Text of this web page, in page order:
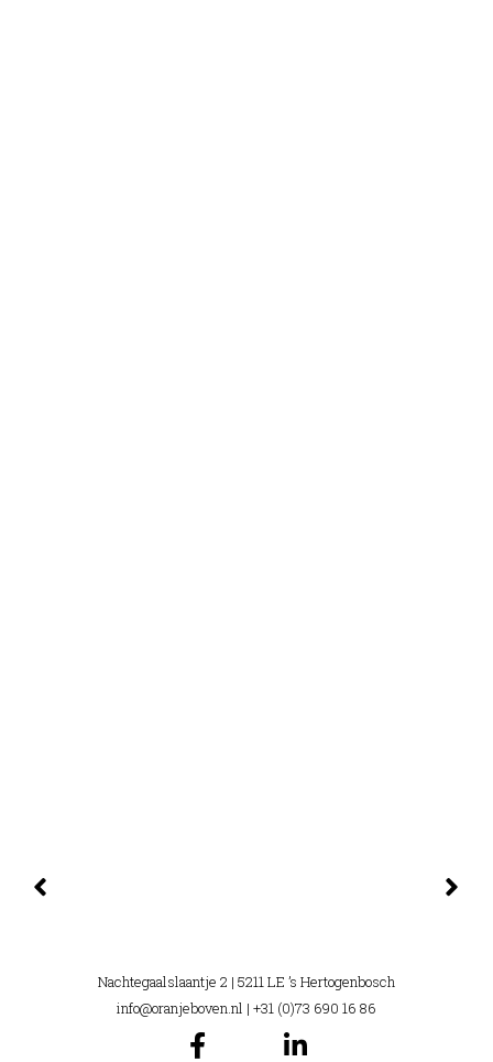
Nachtegaalslaantje 2 | 5211 LE ’s Hertogenbosch
info@oranjeboven.nl | +31 (0)73 690 16 86